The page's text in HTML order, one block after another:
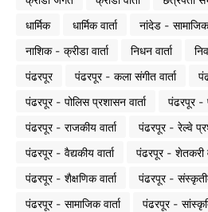
धार्मिक
धार्मिक वार्ता
नांदेड - सामाजिक
नाशिक - क्रीडा वार्ता
निधन वार्ता
पंढरपूर
पंढरपूर - कला संगीत वार्ता
पंढरपूर - पोलिस प्रशासन वार्ता
पंढरपूर -
पंढरपूर - राजकीय वार्ता
पंढरपूर - रेल्वे
पंढरपूर - वैद्यकीय वार्ता
पंढरपूर - शेतकरी
पंढरपूर - शैक्षणिक वार्ता
पंढरपूर -
पंढरपूर - सामाजिक वार्ता
पंढरपूर -